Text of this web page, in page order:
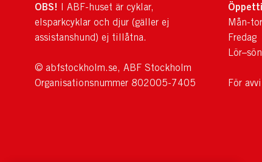
OBS! I ABF-huset är cyklar,
elsparkcyklar och djur (gäller ej
assistanshund) ej tillåtna.
© abfstockholm.se, ABF Stockholm
Organisationsnummer 802005-7405
Mån-
För